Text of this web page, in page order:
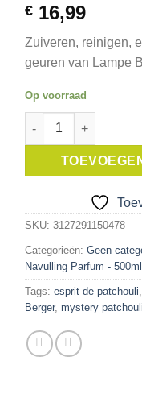
€ 16,99
Zuiveren, reinigen,
geuren van Lampe
Op voorraad
Maison Berger
SKU:3127291150478
Categorieën:Geen
Navulling Parfum - 500ml
Tags:esprit de patchouli,
Berger,mystery patchouli